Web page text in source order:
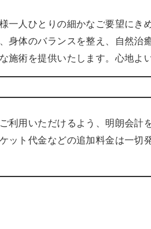
一人ひとりの細かなご要望に
身体のバランスを整え、自然
施術を提供いたします。心地よ
利用いただけるよう、明朗会
ット代金などの追加料金は一